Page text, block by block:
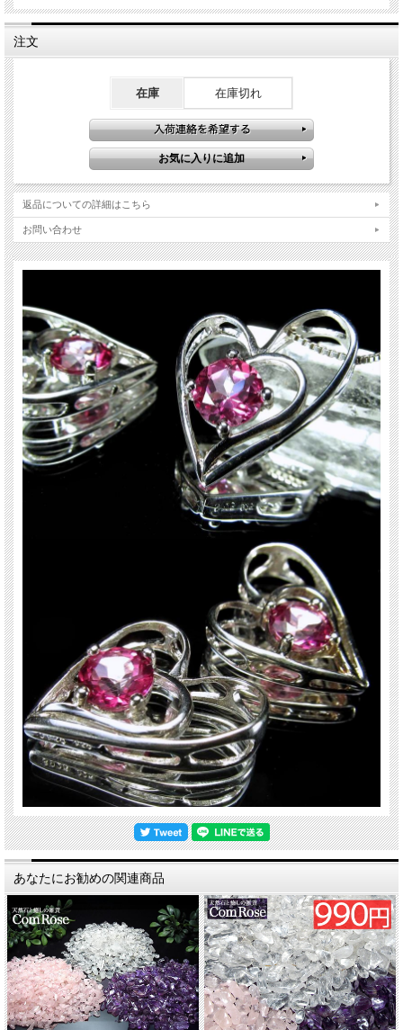
ピンクトパーズ
商品説明
ピンクトパーズペンダントトップ ハートモチーフ型
いピンクトパーズ！
とても透明で透き通った明るいピンクカラーの最高品質5Aタイプです！
ララウンドブリリアントカットが施され、輝きもすばらしく美しいペンダントト
てますよ。
チェーンの通し方でトップの傾きを変えれるため、お好みの角度で着けれます！
少量限定入荷です！ お買い逃しなく！！
ご注意事項
※トップの金具部分はロットごとに仕様がかわる事がございます。
※ブルー(ピンク)トパーズはすべて放射線処理がされています。
※トップのみの販売のため、撮影に使用しているチェーンは付属されません。
※出来る限り自然な色みになるよう撮影を心がけておりますが、お使いのディス
プレイ環境によって表示される色みに差が出る場合があります。 ご了承くださ
い。
天然石ですので多少の傷、クラックはあります。宜しくお願い致します。
最後にあなたに幸福が訪れますように(*^_^*)
関連キーワード
天然石 パワーストーン 海外直輸入 バイヤー厳選 プレゼント ギフト メンズ レデ
ィース 卸し 卸価格 実店舗 ハンドメイド サイズ直し コムローズ comrose
注文
在庫 在庫切れ
返品についての詳細はこちら
お問い合わせ
あなたにお勧めの関連商品